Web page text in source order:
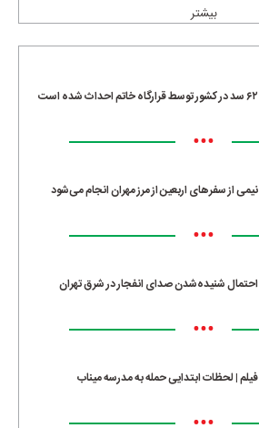
بیشتر
۶۲ سد در کشور توسط قرارگاه خاتم احداث شده است
•••
نیمی از سفرهای اربعین از مرز مهران انجام می‌شود
•••
احتمال شنیده‌شدن صدای انفجار در شرق تهران
•••
فیلم | لحظات ابتدایی حمله به مدرسه میناب